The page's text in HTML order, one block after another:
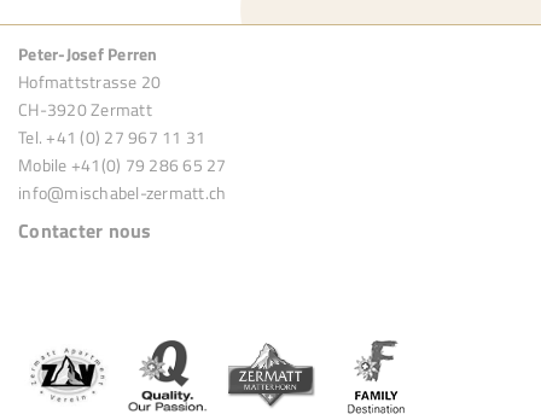
Peter-Josef Perren
Hofmattstrasse 20
CH-3920 Zermatt
Tel. +41 (0) 27 967 11 31
Mobile +41(0) 79 286 65 27
info@mischabel-zermatt.ch
Contacter nous